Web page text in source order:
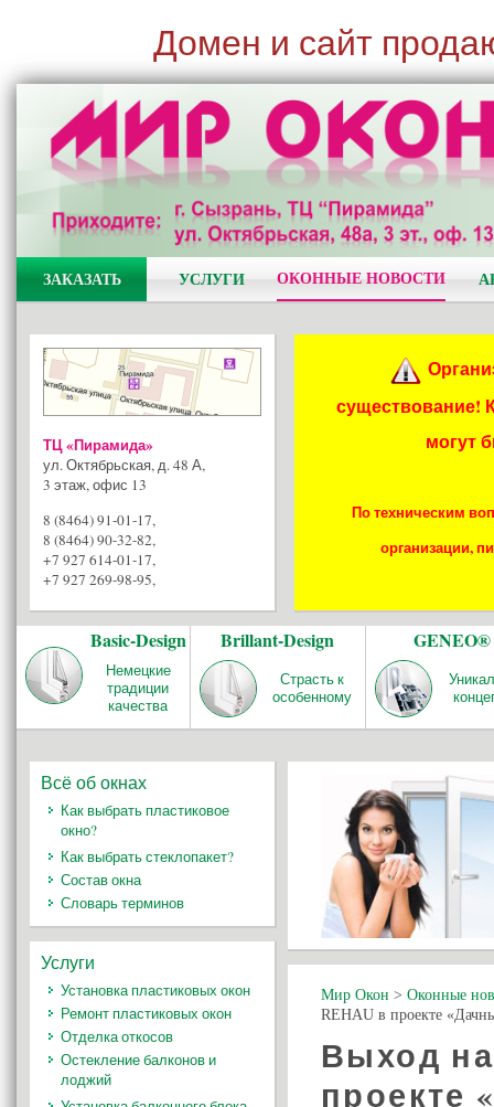
Домен и сайт
ЗАКАЗАТЬ УСЛУГИ ОКОННЫЕ НОВОСТИ
ТЦ «Пирамида»
ул. Октябрьская, д. 48 А,
3 этаж, офис 13
8 (8464) 91-01-17,
8 (8464) 90-32-82,
+7 927 614-01-17,
+7 927 269-98-95,
существование!
могут
По техническим
организации,
Basic-Design
Немецкие
традиции
качества
Brillant-Design
Страсть к
особенному
GENEO®
Мир Окон > Оконные
REHAU в проекте
Выход
проекте
Всё об окнах
Как выбрать пластиковое
окно?
Как выбрать стеклопакет?
Состав окна
Словарь терминов
Услуги
Установка пластиковых окон
Ремонт пластиковых окон
Отделка откосов
Остекление балконов и
лоджий